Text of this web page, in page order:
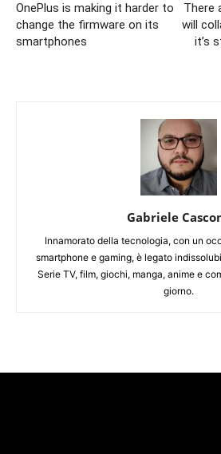
OnePlus is making it harder to
change the firmware on its
smartphones
There
will
it’s
Gabriele
Innamorato della tecnologia, con un
smartphone e gaming, è legato
Serie TV, film, giochi, manga, anime e
giorno.